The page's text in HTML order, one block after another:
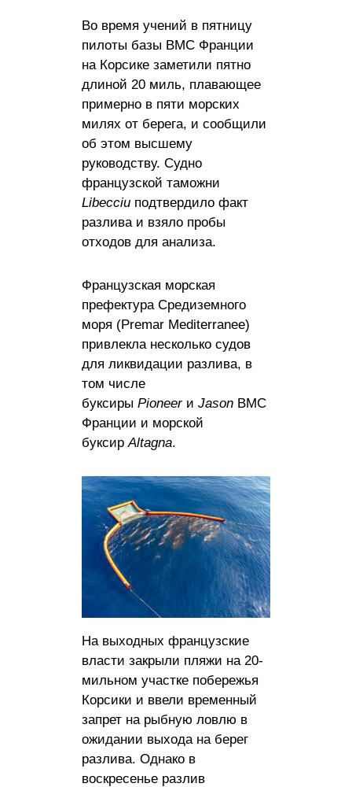
Во время учений в пятницу
пилоты базы ВМС Франции
на Корсике заметили пятно
длиной 20 миль, плавающее
примерно в пяти морских
милях от берега, и сообщили
об этом высшему
руководству. Судно
французской таможни
Libecciu подтвердило факт
разлива и взяло пробы
отходов для анализа.
Французская морская
префектура Средиземного
моря (Premar Mediterranee)
привлекла несколько судов
для ликвидации разлива, в
том числе
буксиры Pioneerи Jason ВМС
Франции и морской
буксир Altagna.
На выходных французские
власти закрыли пляжи на 20-
мильном участке побережья
Корсики и ввели временный
запрет на рыбную ловлю в
ожидании выхода на берег
разлива. Однако в
воскресенье разлив